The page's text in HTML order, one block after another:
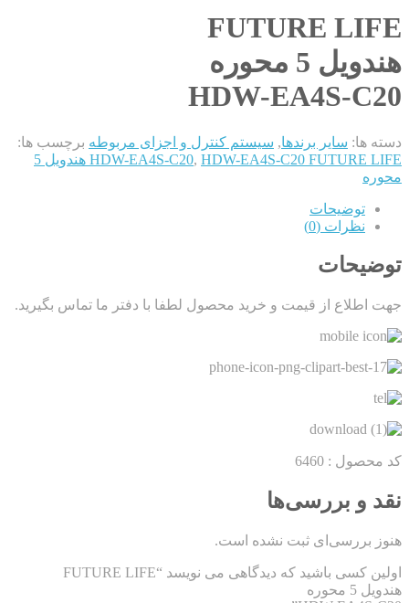
FUTURE LIFE
هندویل 5 محوره
HDW-EA4S-C20
دسته ها: سایر برندها, سیستم کنترل و اجزای مربوطه برچسب ها:
HDW-EA4S-C20,
HDW-EA4S-C20 FUTURE LIFE هندویل 5
محوره
توضیحات
نظرات (0)
توضیحات
جهت اطلاع از قیمت و خرید محصول لطفا با دفتر ما تماس بگیرید.
کد محصول : 6460
نقد و بررسی‌ها
هنوز بررسی‌ای ثبت نشده است.
اولین کسی باشید که دیدگاهی می نویسد “FUTURE LIFE
هندویل 5 محوره